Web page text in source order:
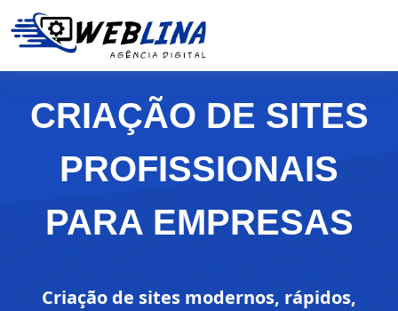
CRIAÇÃO DE SITES
PROFISSIONAIS
PARA EMPRESAS
Criação de sites modernos, rápidos,